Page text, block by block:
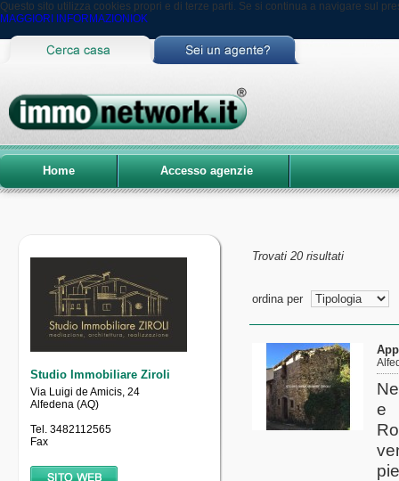
Questo sito utilizza cookies propri e di terze parti. Se si continua a navigare sul
MAGGIORI INFORMAZIONI OK
Home Accesso agenzie
Studio Immobiliare Ziroli
Via Luigi de Amicis, 24
Alfedena (AQ)
Tel. 3482112565
Fax
Trovati 20 risultati
ordina per
e